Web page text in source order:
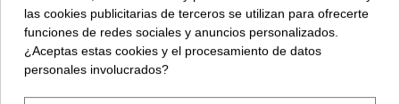
Detalles del producto
Reviews (0)
Perfecto para la entrada y salida de cables en tus montajes y
las cookies publicitarias de terceros se utilizan para ofrecerte
funciones de redes sociales y anuncios personalizados.
¿Aceptas estas cookies y el procesamiento de datos
personales involucrados?